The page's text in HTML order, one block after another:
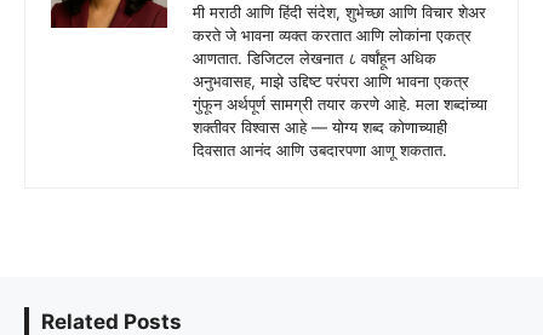
मी मराठी आणि हिंदी संदेश, शुभेच्छा आणि विचार शेअर
करते जे भावना व्यक्त करतात आणि लोकांना एकत्र
आणतात. डिजिटल लेखनात ८ वर्षांहून अधिक
अनुभवासह, माझे उद्दिष्ट परंपरा आणि भावना एकत्र
गुंफून अर्थपूर्ण सामग्री तयार करणे आहे. मला शब्दांच्या
शक्तीवर विश्वास आहे — योग्य शब्द कोणाच्याही
दिवसात आनंद आणि उबदारपणा आणू शकतात.
Related Posts